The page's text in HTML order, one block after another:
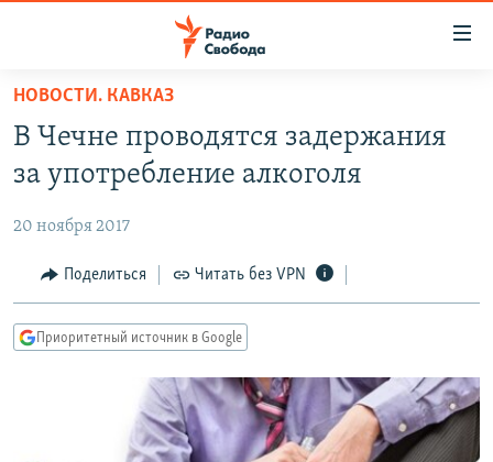
упрощенного
доступа
основному
Вернутся
главной
навигации
АВТОРСКИЕ ПРОЕКТЫ
ЦИТАТЫ СВОБОДЫ
МНЕНИЯ
IDEL.РЕАЛИИ
КАВКАЗ.РЕАЛИИ
СЕВЕР.РЕАЛИИ
НОВОСТИ. КАВКАЗ
В Чечне проводятся задержания
за употребление алкоголя
20 ноября 2017
Поделиться Читать без VPN
Приоритетный источник в Google